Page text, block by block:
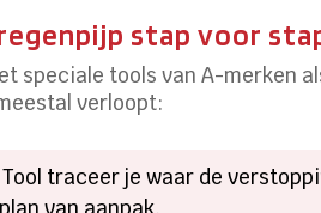
stap voor
speciale tools van A-merken
verloopt:
traceer je waar de
van aanpak.